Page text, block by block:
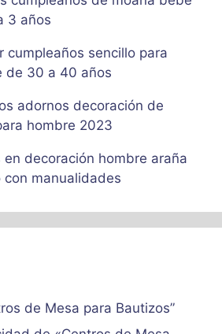
3 años
cumpleaños sencillo para
de 30 a 40 años
adornos decoración de
hombre 2023
en decoración hombre araña
con manualidades
de Mesa para Bautizos”